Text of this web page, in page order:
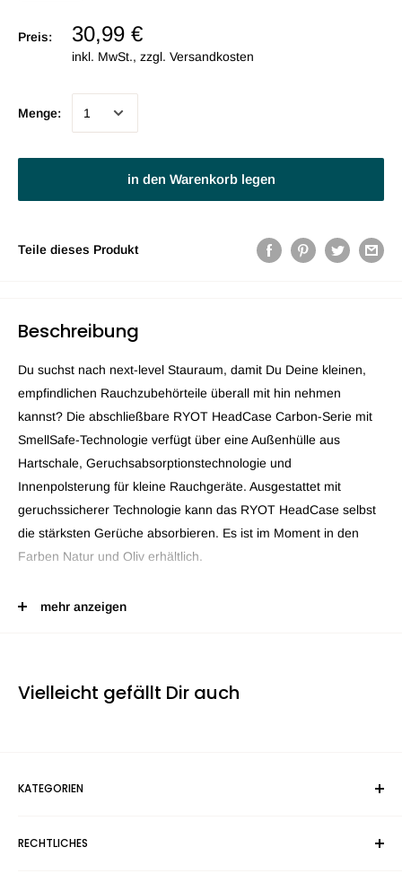
Preis: 30,99 €
inkl. MwSt., zzgl. Versandkosten
Menge:
in den Warenkorb legen
Teile dieses Produkt
Beschreibung
Du suchst nach next-level Stauraum, damit Du Deine kleinen,
empfindlichen Rauchzubehörteile überall mit hin nehmen
kannst? Die abschließbare RYOT HeadCase Carbon-Serie mit
SmellSafe-Technologie verfügt über eine Außenhülle aus
Hartschale, Geruchsabsorptionstechnologie und
Innenpolsterung für kleine Rauchgeräte. Ausgestattet mit
geruchssicherer Technologie kann das RYOT HeadCase selbst
die stärksten Gerüche absorbieren. Es ist im Moment in den
Farben Natur und Oliv erhältlich.
Lieferzeit 1-3 Werktage
mehr anzeigen
Vielleicht gefällt Dir auch
KATEGORIEN
geruchssichere Taschen
RECHTLICHES